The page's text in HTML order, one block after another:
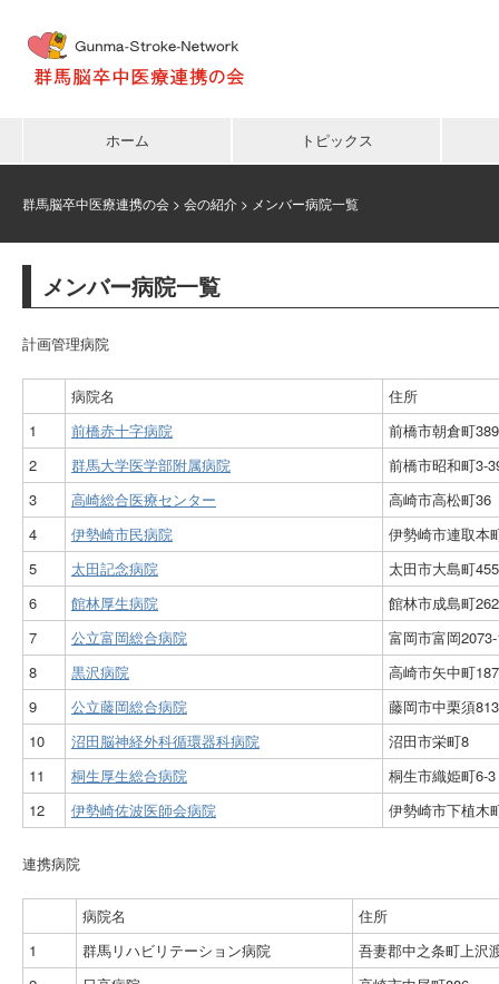
ホーム トピックス
群馬脳卒中医療連携の会 > 会の紹介 > メンバー病院一覧
メンバー病院一覧
計画管理病院
病院名
住所
1
前橋赤十字病院
前橋市朝倉町
2
群馬大学医学部附属病院
前橋市昭和町3-
3
高崎総合医療センター
高崎市高松町36
4
伊勢崎市民病院
伊勢崎市連取本
5
太田記念病院
太田市大島町
6
館林厚生病院
館林市成島町
7
公立富岡総合病院
富岡市富岡
8
黒沢病院
高崎市矢中町187
9
公立藤岡総合病院
藤岡市中栗須
10
沼田脳神経外科循環器科病院
沼田市栄町8
11
桐生厚生総合病院
桐生市織姫町6-3
12
伊勢崎佐波医師会病院 伊勢崎市下植木
連携病院
病院名
住所
1
群馬リハビリテーション病院
吾妻郡中之条町上沢